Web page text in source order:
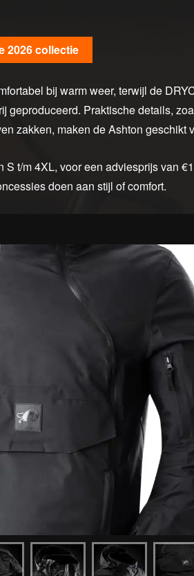
2026 collectie
bij warm weer, terwijl de
geproduceerd. Praktische details,
zakken, maken de Ashton geschikt
t/m 4XL, voor een adviesprijs van
doen aan stijl of comfort.